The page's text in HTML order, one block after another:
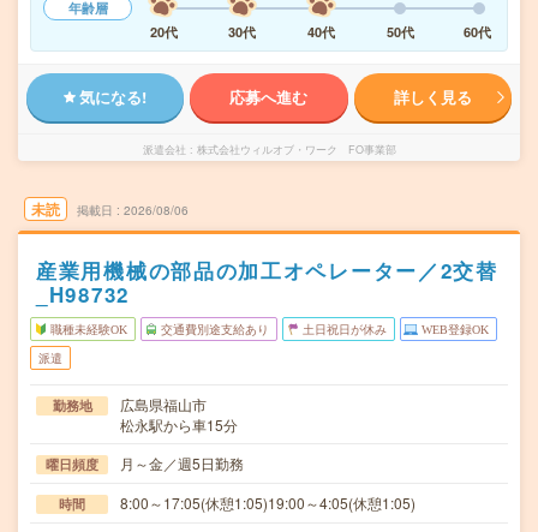
年齢層
20代
30代 40代 50代 60代
気になる! 応募へ進む 詳しく見る
派遣会社 株式会社ウィルオブ・ワーク FO事業部
未読 掲載日 2026/08/06
産業用機械の部品の加工オペレーター／2交替
_H98732
職種未経験OK 交通費別途支給あり 土日祝日が休み WEB登録OK
派遣
勤務地
広島県福山市
松永駅から車15分
曜日頻度 月～金／週5日勤務
時間 8:00～17:05(休憩1:05)19:00～4:05(休憩1:05)